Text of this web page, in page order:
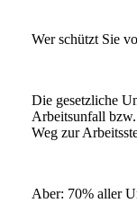
Wer schützt Sie
Die gesetzliche
Arbeitsunfall
Weg zur
Aber: 70% aller